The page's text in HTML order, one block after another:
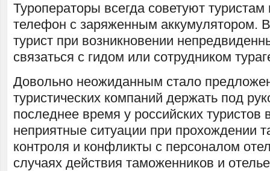
Туроператоры всегда советуют
телефон с заряженным аккумулятором.
турист при возникновении
связаться с гидом или сотрудником
Довольно неожиданным стало
туристических компаний держать под
последнее время у российских туристов
неприятные ситуации при прохождении
контроля и конфликты с персоналом
случаях действия таможенников и